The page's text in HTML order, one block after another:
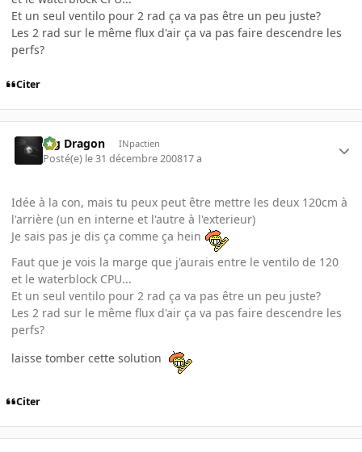
Et un seul ventilo pour 2 rad ça va pas être un peu juste?
Les 2 rad sur le même flux d'air ça va pas faire descendre les
perfs?
Citer
Big Dragon INpactien
Posté(e) le 31 décembre 200817 a
Idée à la con, mais tu peux peut être mettre les deux 120cm à
l'arrière (un en interne et l'autre à l'exterieur)
Je sais pas je dis ça comme ça hein
Faut que je vois la marge que j'aurais entre le ventilo de 120
et le waterblock CPU...
Et un seul ventilo pour 2 rad ça va pas être un peu juste?
Les 2 rad sur le même flux d'air ça va pas faire descendre les
perfs?
laisse tomber cette solution
Citer